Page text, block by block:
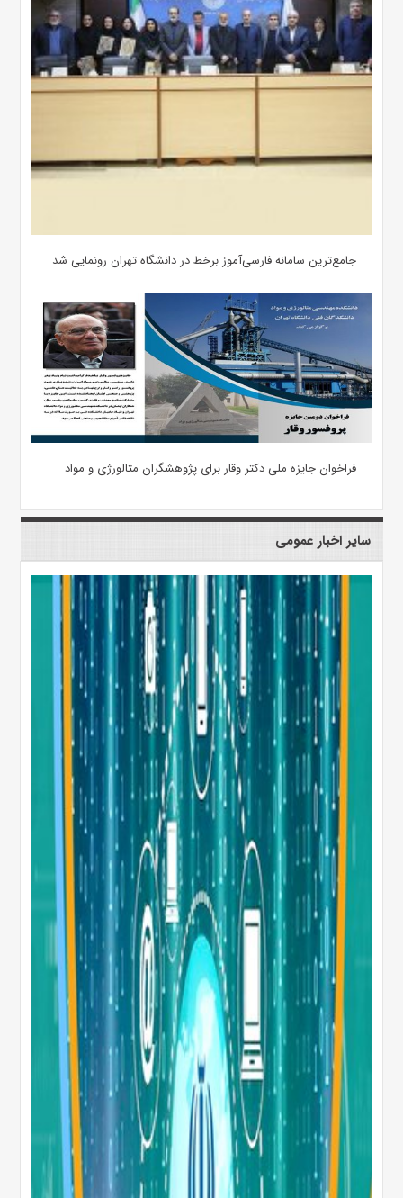
جامع‌ترین سامانه فارسی‌آموز برخط در دانشگاه تهران رونمایی شد
فراخوان جایزه ملی دکتر وقار برای پژوهشگران متالورژی و مواد
سایر اخبار عمومی